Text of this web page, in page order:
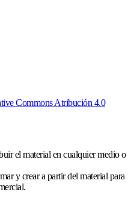
Commons Atribución 4.0
el material en cualquier medio o
y crear a partir del material para